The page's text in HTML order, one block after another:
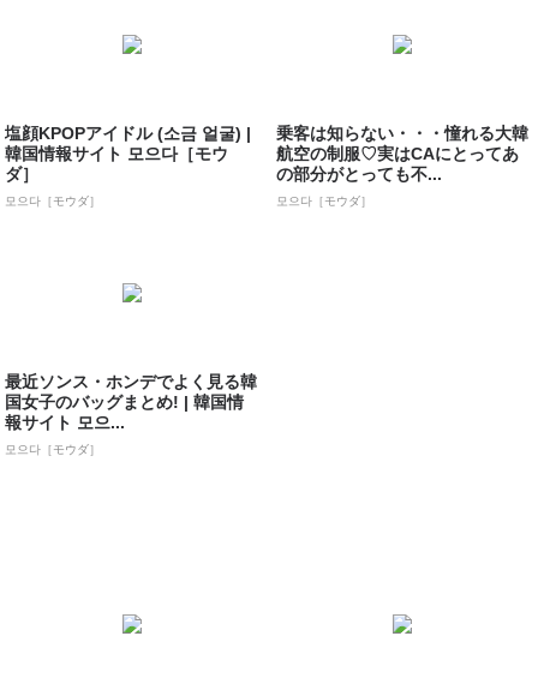
塩顔KPOPアイドル (소금 얼굴) |
韓国情報サイト 모으다［モウ
ダ］
모으다［モウダ］
乗客は知らない・・・憧れる大韓
航空の制服♡実はCAにとってあ
の部分がとっても不...
모으다［モウダ］
最近ソンス・ホンデでよく見る韓
国女子のバッグまとめ! | 韓国情
報サイト 모으...
모으다［モウダ］